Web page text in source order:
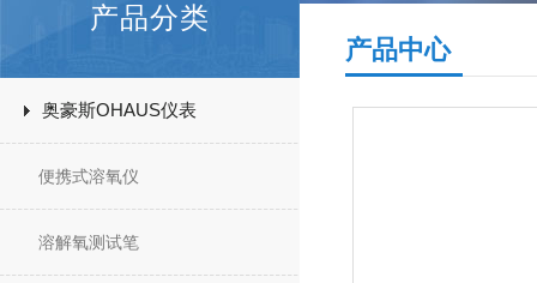
产品分类
奥豪斯OHAUS仪表
便携式溶氧仪
溶解氧测试笔
产品中心